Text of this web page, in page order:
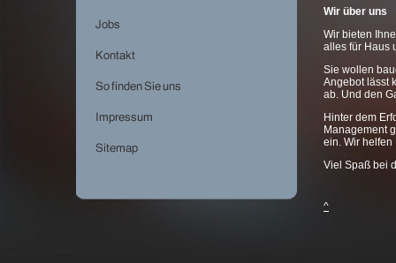
Wir über uns
Wir bieten
alles für Haus
Sie wollen
Angebot lässt
ab. Und den
Hinter dem
Management
ein. Wir helfen
Viel Spaß bei
^